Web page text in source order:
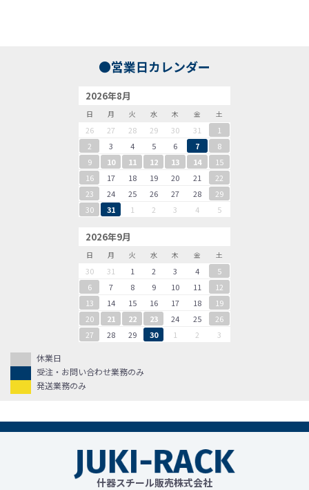
●営業日カレンダー
2026年8月
日 月 火 水 木 金 土
26 27 28 29 30 31
1
2
3 4 5 6 7
8
9
10 11 12 13 14
15
16
17 18 19 20 21
22
23
24 25 26 27 28
29
30
31 1 2 3 4 5
2026年9月
日 月 火 水 木 金 土
30 31 1 2 3 4
5
6
7 8 9 10 11
12
13
14 15 16 17 18
19
20
21 22 23 24 25
26
27
28 29 30 1 2 3
休業日
受注・お問い合わせ業務のみ
発送業務のみ
什器スチール販売株式会社